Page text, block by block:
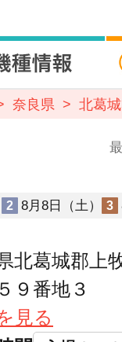
奈良県 北葛
2 8月8日（土） 3
北葛城郡上
９番地３
見る